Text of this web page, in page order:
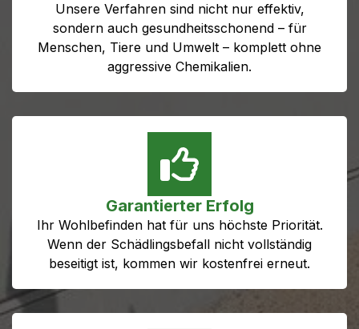
Unsere Verfahren sind nicht nur effektiv,
sondern auch gesundheitsschonend – für
Menschen, Tiere und Umwelt – komplett ohne
aggressive Chemikalien.
Garantierter Erfolg
Ihr Wohlbefinden hat für uns höchste Priorität.
Wenn der Schädlingsbefall nicht vollständig
beseitigt ist, kommen wir kostenfrei erneut.